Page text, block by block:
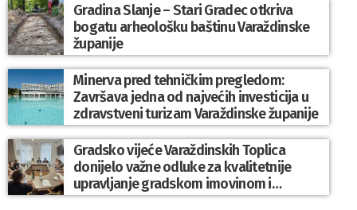
Gradina Slanje – Stari Gradec otkriva
bogatu arheološku baštinu Varaždinske
županije
Minerva pred tehničkim pregledom:
Završava jedna od najvećih investicija u
zdravstveni turizam Varaždinske županije
Gradsko vijeće Varaždinskih Toplica
donijelo važne odluke za kvalitetnije
upravljanje gradskom imovinom i
komunalnim sustavom